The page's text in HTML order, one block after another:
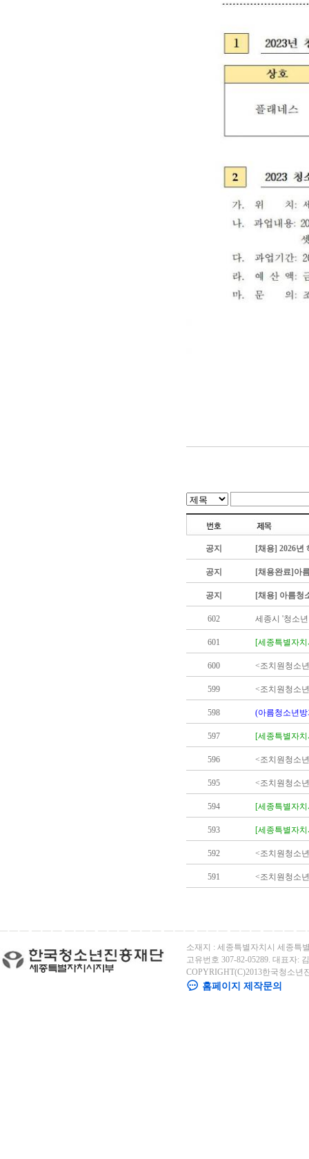
공지 [채용] 2026년
공지 [채용완료]아
공지 [채용] 아름청
602 세종시 '청소
601 [세종특별자
600 <조치원청소
599 <조치원청소
598 (아름청소년
597 [세종특별자
596 <조치원청소
595 <조치원청소
594 [세종특별자
593 [세종특별자
592 <조치원청소
591 <조치원청소
소재지 : 세종특별자치시 세종특
고유번호 307-82-05289. 대표자:
COPYRIGHT(C)2013한국청소년
홈페이지 제작문의